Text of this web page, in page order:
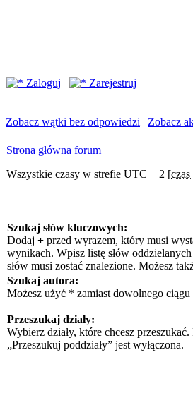
Zaloguj
Zarejestruj
Zobacz wątki bez odpowiedzi | Zobacz
Strona główna forum
Wszystkie czasy w strefie UTC + 2 [
Szukaj słów kluczowych:
Dodaj + przed wyrazem, który musi
wynikach. Wpisz listę słów oddzielanych
słów musi zostać znalezione. Możesz
Szukaj autora:
Możesz użyć * zamiast dowolnego ciągu
Przeszukaj działy:
Wybierz działy, które chcesz
„Przeszukuj poddziały” jest wyłączona.